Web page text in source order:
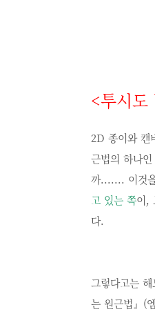
<투시도
2D 종이와 캔
근법의 하나
까....... 이것
고 있는 쪽이,
다.
그렇다고는
는 원근법』(